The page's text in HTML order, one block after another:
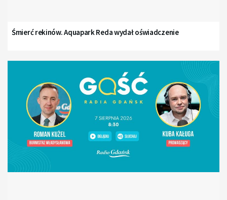
Śmierć rekinów. Aquapark Reda wydał oświadczenie